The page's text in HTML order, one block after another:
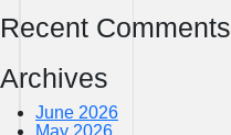
Recent Comments
Archives
June 2026
May 2026